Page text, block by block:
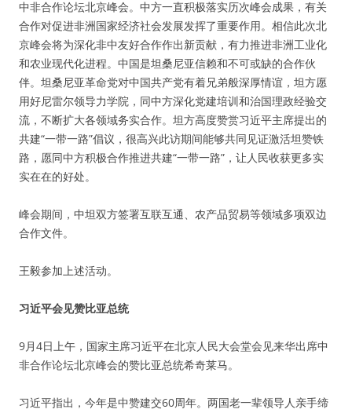
中非合作论坛北京峰会。中方一直积极落实历次峰会成果，有关
合作对促进非洲国家经济社会发展发挥了重要作用。相信此次北
京峰会将为深化非中友好合作作出新贡献，有力推进非洲工业化
和农业现代化进程。中国是坦桑尼亚信赖和不可或缺的合作伙
伴。坦桑尼亚革命党对中国共产党有着兄弟般深厚情谊，坦方愿
用好尼雷尔领导力学院，同中方深化党建培训和治国理政经验交
流，不断扩大各领域务实合作。坦方高度赞赏习近平主席提出的
共建“一带一路”倡议，很高兴此访期间能够共同见证激活坦赞铁
路，愿同中方积极合作推进共建“一带一路”，让人民收获更多实
实在在的好处。
峰会期间，中坦双方签署互联互通、农产品贸易等领域多项双边
合作文件。
王毅参加上述活动。
习近平会见赞比亚总统
9月4日上午，国家主席习近平在北京人民大会堂会见来华出席中
非合作论坛北京峰会的赞比亚总统希奇莱马。
习近平指出，今年是中赞建交60周年。两国老一辈领导人亲手缔